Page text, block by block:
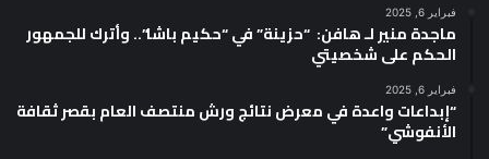
فبراير 6, 2025
ماجدة منير لـ هافن: “حزينة” في “حكيم باشا”.. وأترك للجمهور
الحكم على شخصيتي
فبراير 6, 2025
“إبداعات واعدة في معرض نتائج ورش منتصف العام بقصر ثقافة
الأنفوشي”